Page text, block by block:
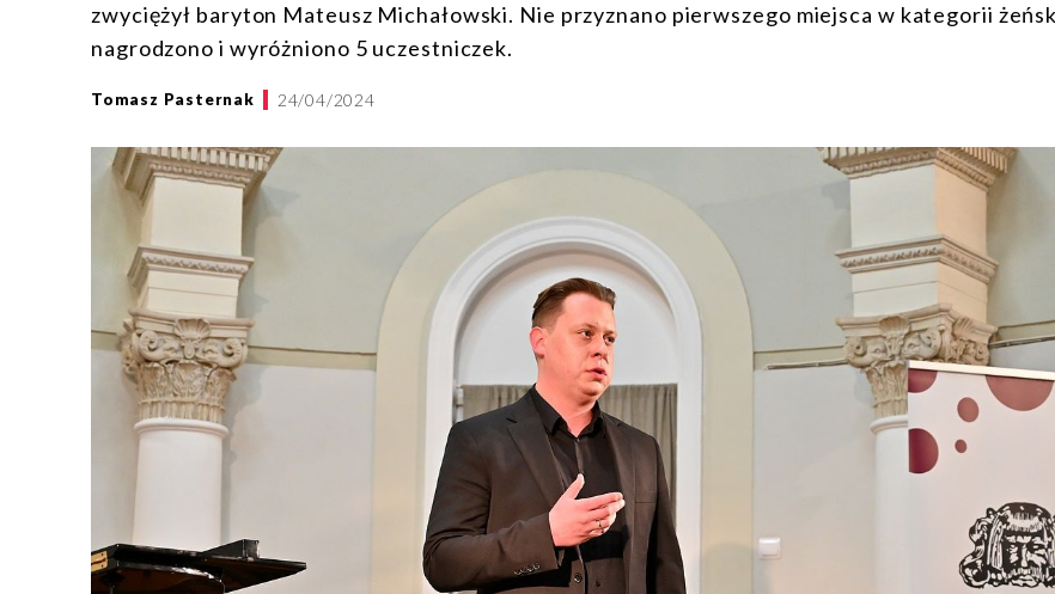
zwyciężył baryton Mateusz Michałowski. Nie przyznano pierwszego miejsca w kategorii
nagrodzono i wyróżniono 5 uczestniczek.
Tomasz Pasternak 24/04/2024